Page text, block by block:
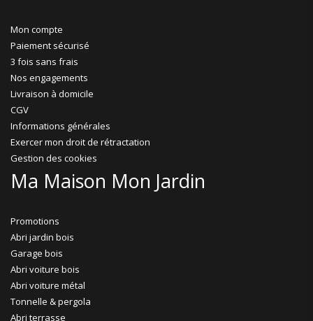
Mon compte
Paiement sécurisé
3 fois sans frais
Nos engagements
Livraison à domicile
CGV
Informations générales
Exercer mon droit de rétractation
Gestion des cookies
Ma Maison Mon Jardin
Promotions
Abri jardin bois
Garage bois
Abri voiture bois
Abri voiture métal
Tonnelle & pergola
Abri terrasse